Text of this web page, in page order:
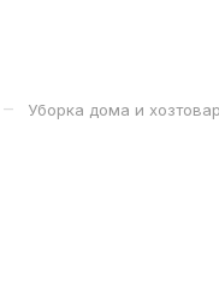
– Уборка дома и